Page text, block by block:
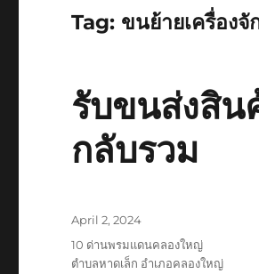
Tag: ขนย้ายเครื่อง
รับขนส่งสิน
กลับรวม
Posted
April 2, 2024
Tags
10 ด่านพรมแดนคลองใหญ่
ตำบลหาดเล็ก อำเภอคลองใหญ่